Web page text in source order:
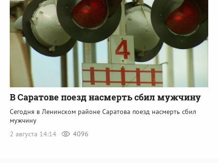
В Саратове поезд насмерть сбил мужчину
Сегодня в Ленинском районе Саратова поезд насмерть сбил
мужчину
2 августа 14:14
4096